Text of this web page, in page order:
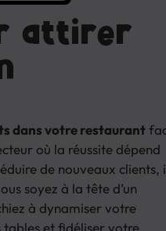
attirer
dans votre restaurant
où la réussite dépend
de nouveaux clients,
soyez à la tête d’un
à dynamiser votre
et fidéliser votre